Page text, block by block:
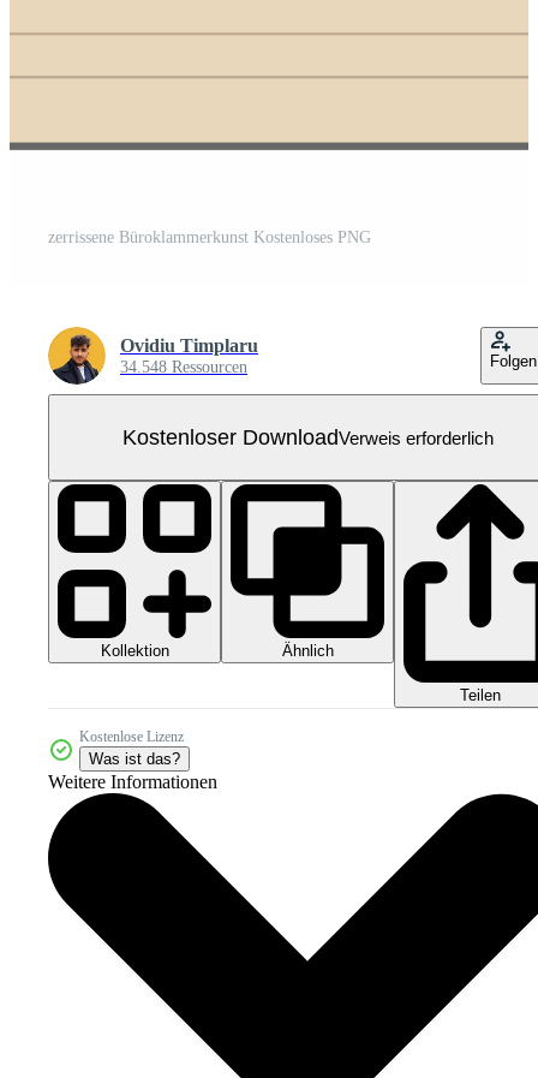
zerrissene Büroklammerkunst Kostenloses PNG
Ovidiu Timplaru
34.548 Ressourcen Folgen
Kostenloser DownloadVerweis erforderlich
Kollektion Ähnlich
Teilen
Kostenlose Lizenz
Was ist das?
Weitere Informationen